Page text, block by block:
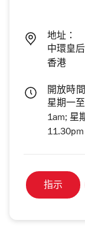
地址：
中環皇
香港
開放時間
星期一
1am; 星
11.30pm
指示